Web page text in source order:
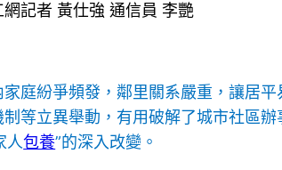
記者 黃仕強 通信員 李艷
庭紛爭頻發，鄰里關系嚴重，讓居
等立異舉動，有用破解了城市社區
人包養”的深入改變。